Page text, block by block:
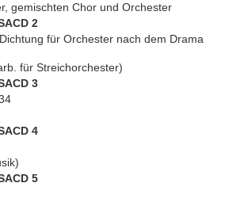
gemischten Chor und Orchester
2
für Orchester nach dem Drama
für Streichorchester)
3
4
5